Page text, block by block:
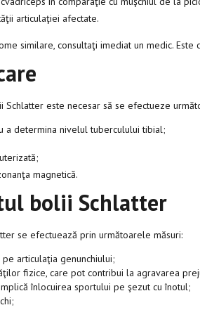
articulaţiei afectate.
similare, consultaţi imediat un medic.
Schlatter este necesar să se efectueze
a determina nivelul tuberculului tibial;
magnetică.
bolii Schlatter
se efectuează prin următoarele măsuri:
pe articulaţia genunchiului;
fizice, care pot contribui la agravarea
înlocuirea sportului pe şezut cu înotul;